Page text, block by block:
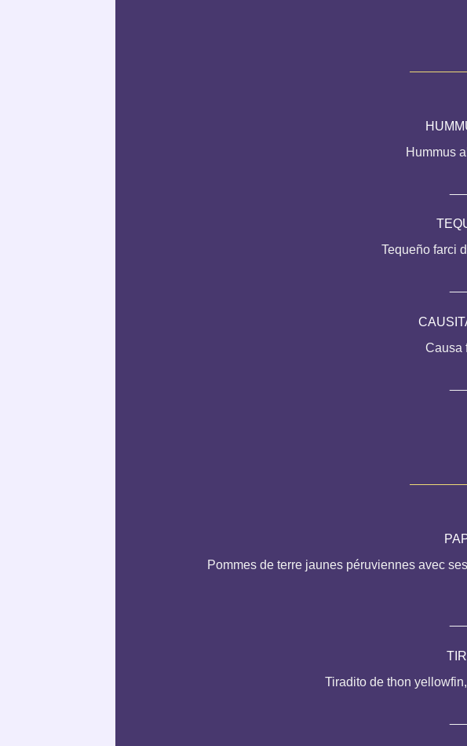
Hummus
Tequeño farci
Causa
Pommes de terre jaunes péruviennes avec
Tiradito de thon